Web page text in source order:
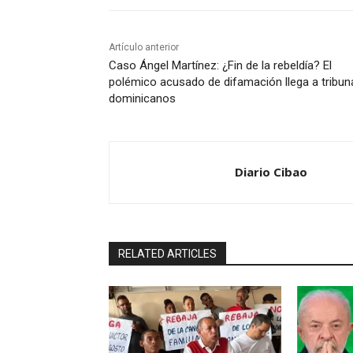
Artículo anterior
Caso Ángel Martínez: ¿Fin de la rebeldía? El
polémico acusado de difamación llega a
dominicanos
Diario Cibao
RELATED ARTICLES